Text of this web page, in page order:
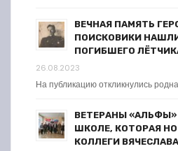
ВЕЧНАЯ ПАМЯТЬ
ПОИСКОВИКИ
ПОГИБШЕГО
26.08.2023
На публикацию откликнулись
ВЕТЕРАНЫ
ШКОЛЕ, КОТОРАЯ
КОЛЛЕГИ